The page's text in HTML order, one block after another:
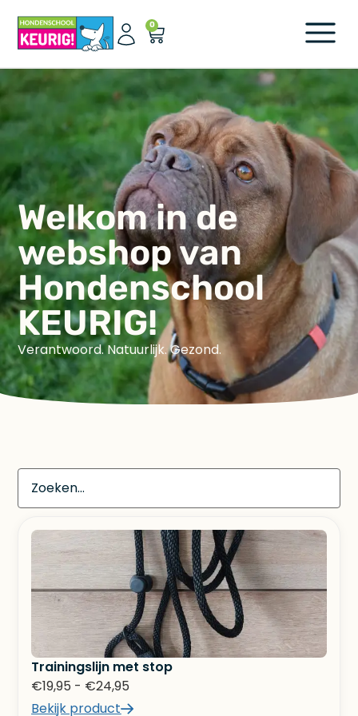
0
Welkom in de
webshop van
Hondenschool
KEURIG!
Verantwoord. Natuurlijk. Gezond.
Trainingslijn met stop
€19,95 - €24,95
Bekijk product